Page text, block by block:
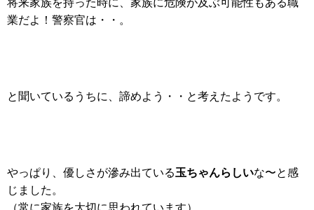
業だよ！警察官は・・。
と聞いているうちに、諦めよう・・と考えたようです。
やっぱり、優しさが滲み出ている玉ちゃんらしいな〜と感
じました。
（常に家族を大切に思われています）